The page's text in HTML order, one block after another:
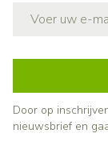
Door op
nieuwsbrief en